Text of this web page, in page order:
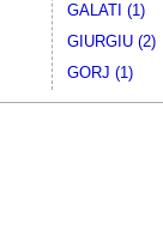
GALATI (1)
GIURGIU (2)
GORJ (1)